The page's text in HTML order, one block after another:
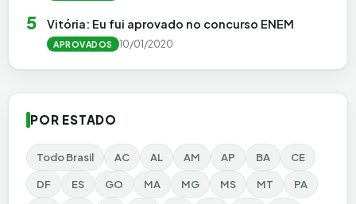
5 Vitória: Eu fui aprovado no concurso ENEM
APROVADOS 10/01/2020
POR ESTADO
Todo Brasil AC AL AM AP BA CE
DF ES GO MA MG MS MT PA